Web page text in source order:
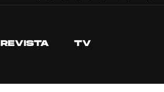
REVISTA TV